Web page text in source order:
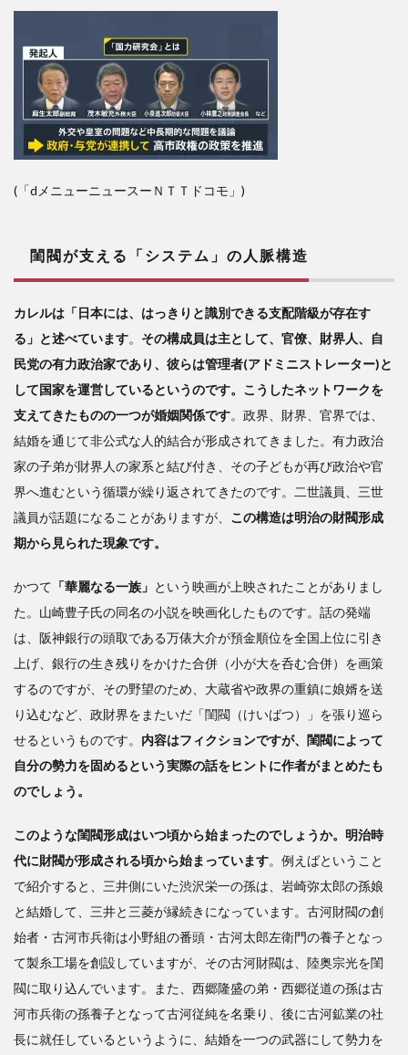
(「dメニューニュースーＮＴＴドコモ」)
閨閥が支える「システム」の人脈構造
カレルは「日本には、はっきりと識別できる支配階級が存在す
る」と述べています。 その構成員は主として、官僚、財界人、自
民党の有力政治家であり、彼らは管理者(アドミニストレーター)と
して国家を運営しているというのです。こうしたネットワークを
支えてきたものの一つが婚姻関係です。政界、財界、官界では、
結婚を通じて非公式な人的結合が形成されてきました。有力政治
家の子弟が財界人の家系と結び付き、その子どもが再び政治や官
界へ進むという循環が繰り返されてきたのです。二世議員、三世
議員が話題になることがありますが、 この構造は明治の財閥形成
期から見られた現象です。
かつて 「華麗なる一族」 という映画が上映されたことがありまし
た。山崎豊子氏の同名の小説を映画化したものです。話の発端
は、阪神銀行の頭取である万俵大介が預金順位を全国上位に引き
上げ、銀行の生き残りをかけた合併（小が大を呑む合併）を画策
するのですが、その野望のため、大蔵省や政界の重鎮に娘婿を送
り込むなど、政財界をまたいだ「閨閥（けいばつ）」を張り巡ら
せるというものです。 内容はフィクションですが、閨閥によって
自分の勢力を固めるという実際の話をヒントに作者がまとめたも
のでしょう。
このような閨閥形成はいつ頃から始まったのでしょうか。明治時
代に財閥が形成される頃から始まっています。例えばということ
で紹介すると、三井側にいた渋沢栄一の孫は、岩崎弥太郎の孫娘
と結婚して、三井と三菱が縁続きになっています。古河財閥の創
始者・古河市兵衛は小野組の番頭・古河太郎左衛門の養子となっ
て製糸工場を創設していますが、その古河財閥は、陸奥宗光を閨
閥に取り込んでいます。また、西郷隆盛の弟・西郷従道の孫は古
河市兵衛の孫養子となって古河従純を名乗り、後に古河鉱業の社
長に就任しているというように、結婚を一つの武器にして勢力を